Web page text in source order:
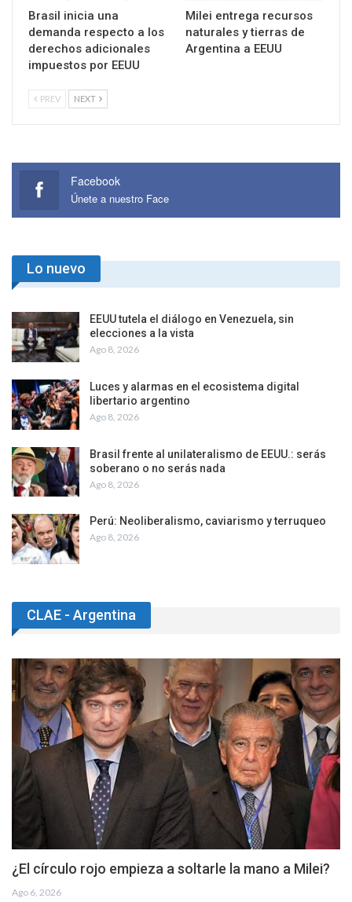
Brasil inicia una
demanda respecto a los
derechos adicionales
impuestos por EEUU
Milei entrega recursos
naturales y tierras de
Argentina a EEUU
PREV NEXT
Facebook
Únete a nuestro Face
Lo nuevo
EEUU tutela el diálogo en Venezuela, sin
elecciones a la vista
Ago 8, 2026
Luces y alarmas en el ecosistema digital
libertario argentino
Ago 8, 2026
Brasil frente al unilateralismo de EEUU.: serás
soberano o no serás nada
Ago 8, 2026
Perú: Neoliberalismo, caviarismo y terruqueo
Ago 8, 2026
CLAE - Argentina
¿El círculo rojo empieza a soltarle la mano a Milei?
Ago 6, 2026